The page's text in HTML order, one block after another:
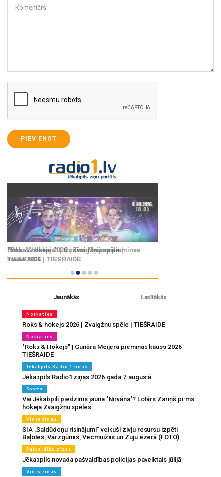
Komentārs
PIEVIENOT
Jaunākās Lasītākās
Noskaties
Roks & hokejs 2026 | Zvaigžņu spēle | TIEŠRAIDE
Noskaties
"Roks & Hokejs" | Gunāra Meijera piemiņas kauss 2026 |
TIEŠRAIDE
Jēkabpils Radio 1 ziņas
Jēkabpils Radio1 ziņas 2026.gada 7.augustā
Sports
Vai Jēkabpilī piedzims jauna "Nirvāna"? Lotārs Zariņš pirms
hokeja Zvaigžņu spēles
Vides ziņas
SIA „Saldūdeņu risinājumi” veikuši zivju resursu izpēti
Baļotes, Vārzgūnes, Vecmuižas un Zuju ezerā (FOTO)
Pašvaldību ziņas
Jēkabpils novada pašvaldības policijas paveiktais jūlijā
Vides ziņas